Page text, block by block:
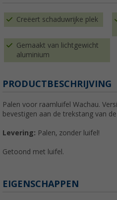
Creëert schaduwrijke plek
Gemaakt van lichtgewicht
aluminium
PRODUCTBESCHRIJVING
Palen voor raamluifel Wachau.
bevestigen aan de trekstang van
Levering: Palen, zonder luifel!
Getoond met luifel.
EIGENSCHAPPEN